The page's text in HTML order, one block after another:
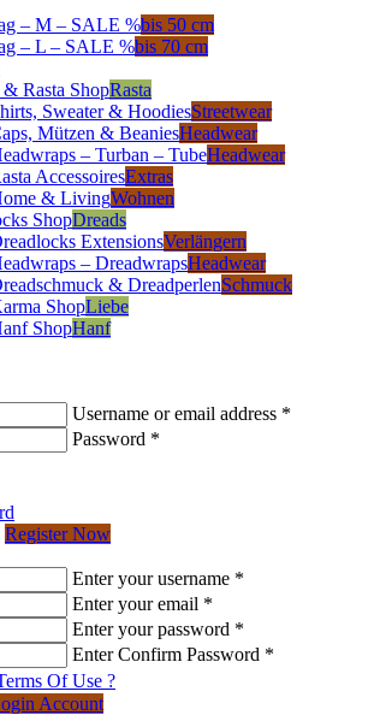
– M – SALE %bis 50 cm
– L – SALE %bis 70 cm
& Rasta ShopRasta
Sweater & HoodiesStreetwear
Mützen & BeaniesHeadwear
– Turban – TubeHeadwear
AccessoiresExtras
& LivingWohnen
ShopDreads
ExtensionsVerlängern
– DreadwrapsHeadwear
& DreadperlenSchmuck
ShopLiebe
ShopHanf
Username or email address *
Password *
Register Now
Enter your username *
Enter your email *
Enter your password *
Enter Confirm Password *
Of Use ?
Account